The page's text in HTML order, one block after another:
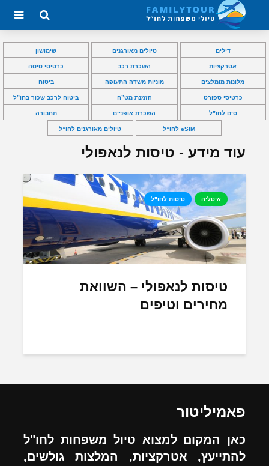
דילים טיולים מאורגנים שימושון
אטרקציות השכרת רכב כרטיסי טיסה
מלונות מומלצים מוניות משדה התעופה ביטוח
כרטיסי ספורט הזמנת מט”ח ביטוח לרכב שכור בחו”ל
סים לחו”ל השכרת אופניים תחבורה
eSIM לחו”ל טיולים מאורגנים לחו”ל
עוד מידע - טיסות לנאפולי
איטליה טיסות לחו"ל
טיסות לנאפולי – השוואת
מחירים וטיפים
פאמיליטור
כאן המקום למצוא טיול משפחות לחו"ל
להתייעץ, אטרקציות, המלצות גולשים,